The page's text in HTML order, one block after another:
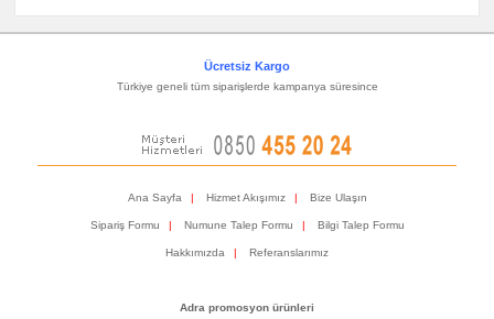
Ücretsiz Kargo
Türkiye geneli tüm siparişlerde kampanya süresince
Ana Sayfa | Hizmet Akışımız | Bize Ulaşın
Sipariş Formu | Numune Talep Formu | Bilgi Talep Formu
Hakkımızda | Referanslarımız
Adra promosyon ürünleri